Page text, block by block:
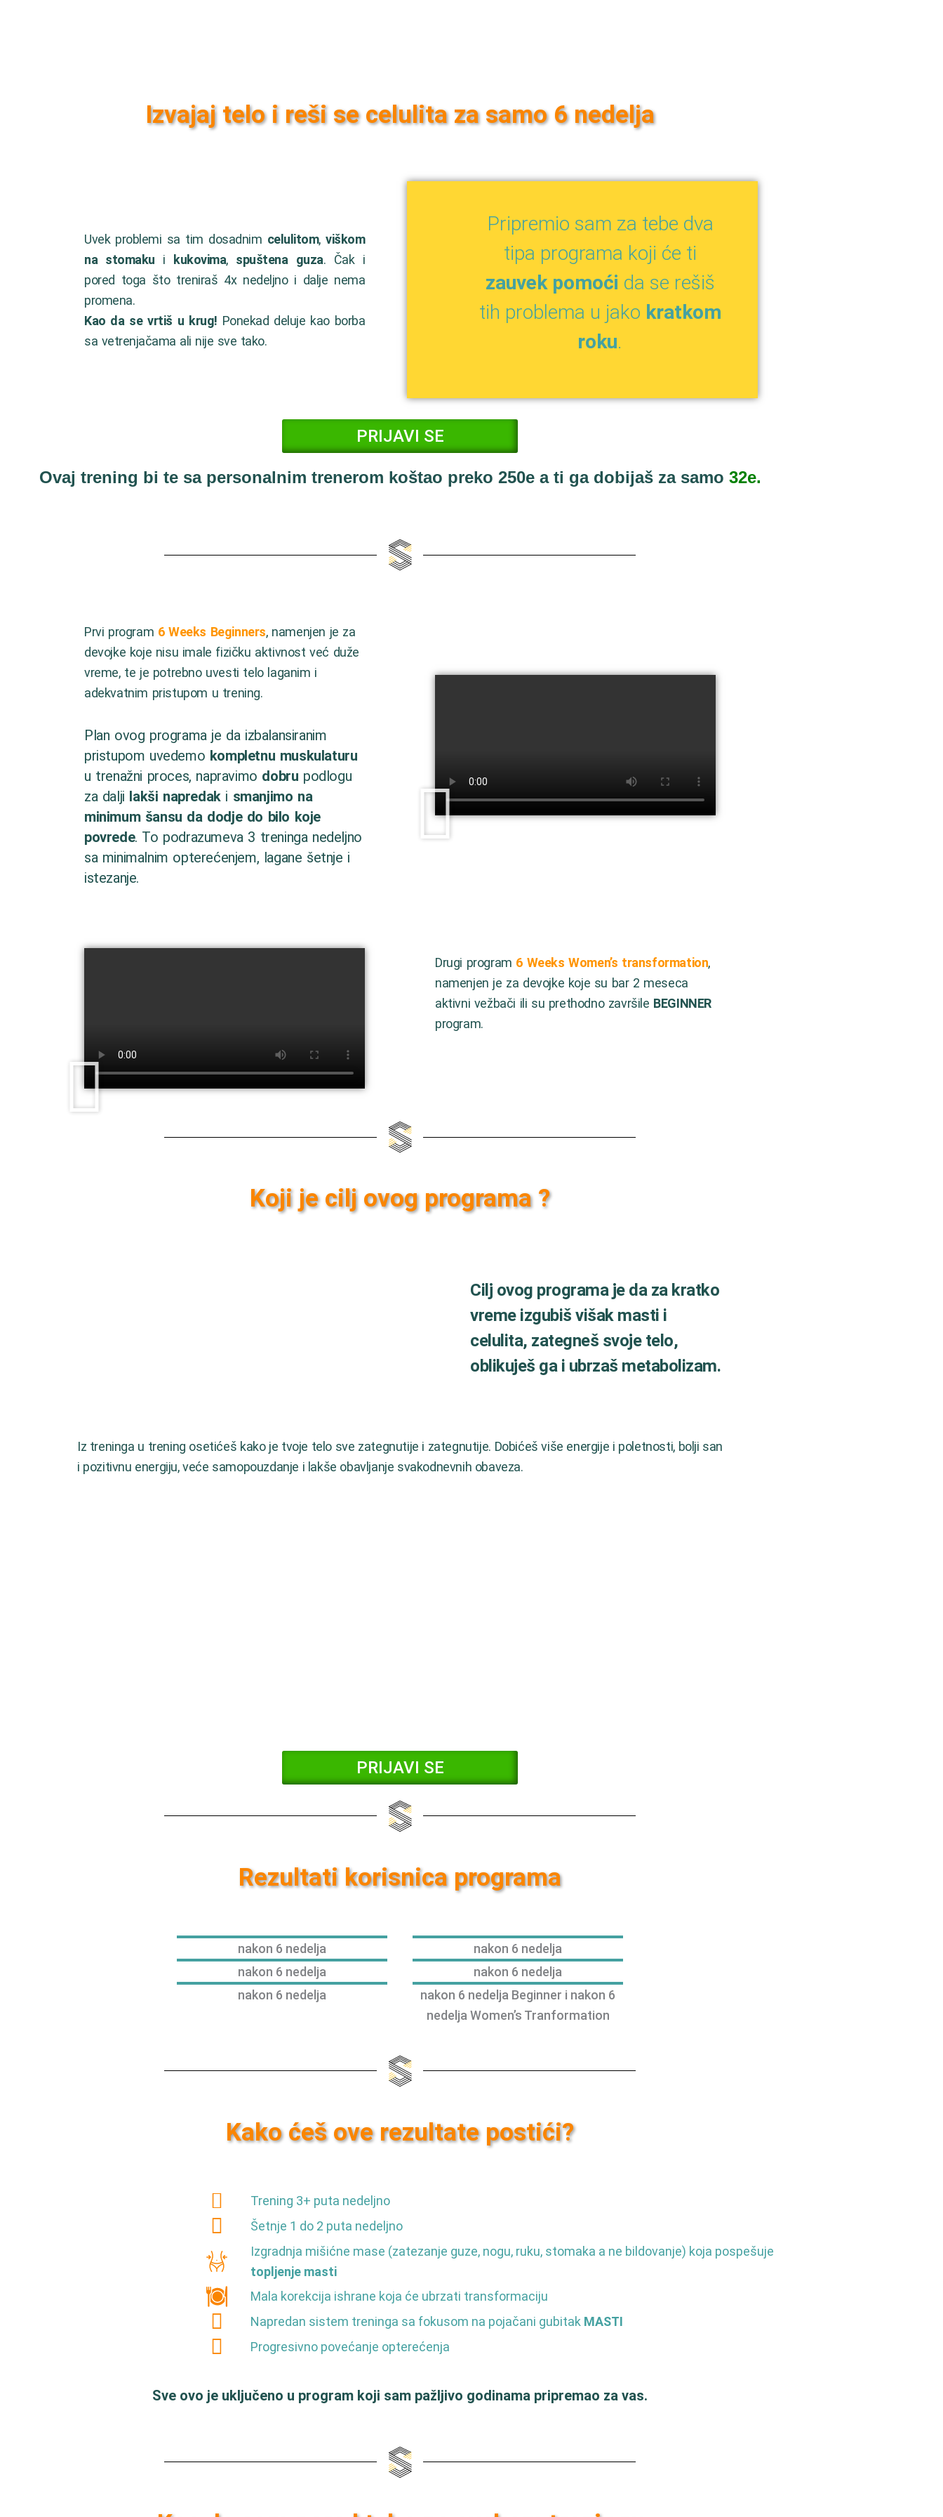
Izvajaj telo i reši se celulita za samo 6 nedelja
Uvek problemi sa tim dosadnim celulitom,viškom
na stomaku i kukovima, spuštena guza. Čak i
pored toga što treniraš 4x nedeljno i dalje nema
promena.
Kao da se vrtiš u krug! Ponekad deluje kao borba
sa vetrenjačama ali nije sve tako.
Pripremio sam za tebe dva
tipa programa koji će ti
zauvek pomoći da se rešiš
tih problema u jako kratkom
roku.
PRIJAVI SE
Ovaj trening bi te sa personalnim trenerom koštao preko 250e a ti ga dobijaš za samo 32e.
Prvi program 6 Weeks Beginners, namenjen je za
devojke koje nisu imale fizičku aktivnost već duže
vreme, te je potrebno uvesti telo laganim i
adekvatnim pristupom u trening.
Plan ovog programa je da izbalansiranim
pristupom uvedemo kompletnu muskulaturu
u trenažni proces, napravimo dobru podlogu
za dalji lakši napredaki smanjimo na
minimum šansu da dodje do bilo koje
povrede. To podrazumeva 3 treninga nedeljno
sa minimalnim opterećenjem, lagane šetnje i
istezanje.
Drugi program 6 Weeks Women’s transformation,
namenjen je za devojke koje su bar 2 meseca
aktivni vežbači ili su prethodno završile BEGINNER
program.
Koji je cilj ovog programa ?
Cilj ovog programa je da za kratko
vreme izgubiš višak masti i
celulita, zategneš svoje telo,
oblikuješ ga i ubrzaš metabolizam.
Iz treninga u trening osetićeš kako je tvoje telo sve zategnutije i zategnutije. Dobićeš više energije i poletnosti, bolji san
i pozitivnu energiju, veće samopouzdanje i lakše obavljanje svakodnevnih obaveza.
PRIJAVI SE
Rezultati korisnica programa
nakon 6 nedelja
nakon 6 nedelja
nakon 6 nedelja
nakon 6 nedelja
nakon 6 nedelja
nakon 6 nedelja Beginner i nakon 6
nedelja Women’s Tranformation
Kako ćeš ove rezultate postići?
Trening 3+ puta nedeljno
Šetnje 1 do 2 puta nedeljno
Izgradnja mišićne mase (zatezanje guze, nogu, ruku, stomaka a ne bildovanje) koja pospešuje
topljenje masti
Mala korekcija ishrane koja će ubrzati transformaciju
Napredan sistem treninga sa fokusom na pojačani gubitak MASTI
Progresivno povećanje opterećenja
Sve ovo je uključeno u program koji sam pažljivo godinama pripremao za vas.